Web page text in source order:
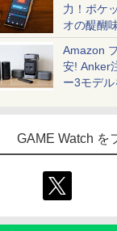
力！ポケ
オの醍醐
Amazon
安! Anker
ー3モデ
GAME Watch を